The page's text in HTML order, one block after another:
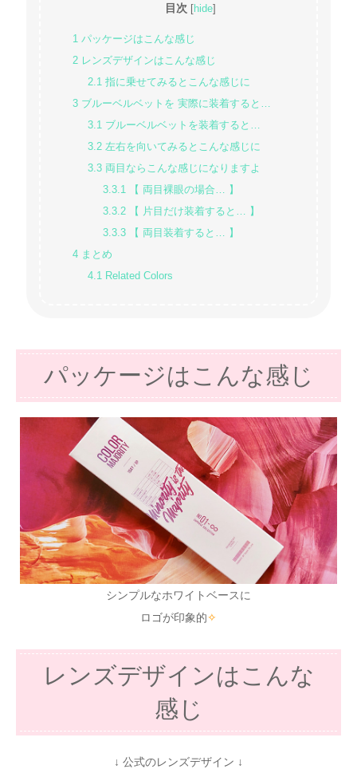
目次 [hide]
1 パッケージはこんな感じ
2 レンズデザインはこんな感じ
2.1指に乗せてみるとこんな感じに
3 ブルーベルベットを 実際に装着すると…
3.1ブルーベルベットを装着すると…
3.2左右を向いてみるとこんな感じに
3.3両目ならこんな感じになりますよ
3.3.1【 両目裸眼の場合… 】
3.3.2【 片目だけ装着すると… 】
3.3.3【 両目装着すると… 】
4 まとめ
4.1Related Colors
パッケージはこんな感じ
シンプルなホワイトベースに
ロゴが印象的✧
レンズデザインはこんな
感じ
↓ 公式のレンズデザイン ↓